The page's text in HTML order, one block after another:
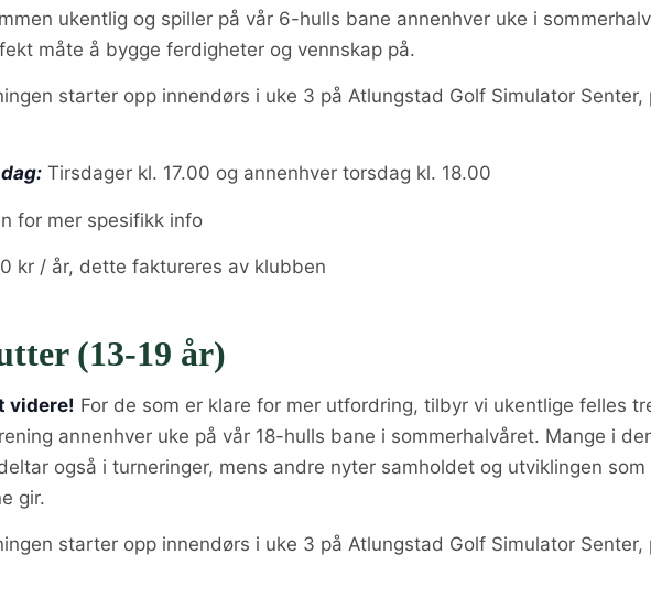
ukentlig og spiller på vår 6-hulls bane annenhver uke i
måte å bygge ferdigheter og vennskap på.
starter opp innendørs i uke 3 på Atlungstad Golf Simulator Senter,
Tirsdager kl. 17.00 og annenhver torsdag kl. 18.00
for mer spesifikk info
kr / år, dette faktureres av klubben
(13-19 år)
videre! For de som er klare for mer utfordring, tilbyr vi ukentlige felles
annenhver uke på vår 18-hulls bane i sommerhalvåret. Mange i
også i turneringer, mens andre nyter samholdet og utviklingen som
gir.
starter opp innendørs i uke 3 på Atlungstad Golf Simulator Senter,